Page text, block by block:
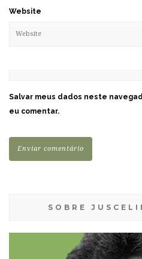
Website
Salvar meus dados neste
eu comentar.
SOBRE